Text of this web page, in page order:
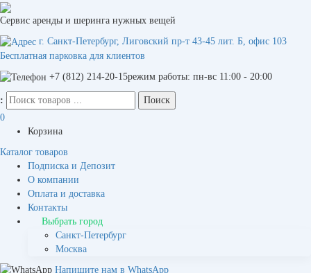
Сервис аренды и шеринга нужных вещей
г. Санкт-Петербург, Лиговский пр-т 43-45 лит. Б, офис 103
Бесплатная парковка для клиентов
+7 (812) 214-20-15режим работы: пн-вс 11:00 - 20:00
:
0
Корзина
Каталог товаров
Подписка и Депозит
О компании
Оплата и доставка
Контакты
Выбрать город
Санкт-Петербург
Москва
Напишите нам в WhatsApp